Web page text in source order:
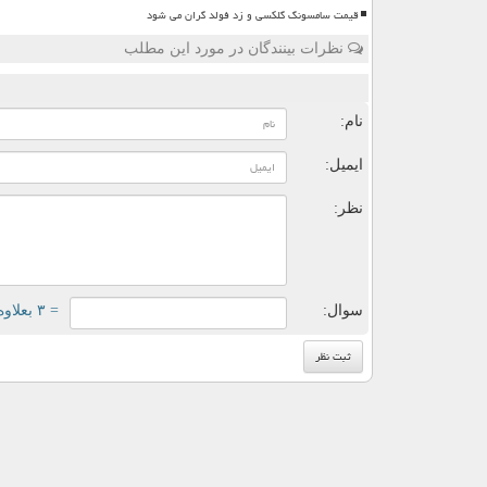
قیمت سامسونگ گلکسی و زد فولد گران می شود
نظرات بینندگان در مورد این مطلب
نام:
ایمیل:
نظر:
سوال: = ۳ بعلاوه ۵